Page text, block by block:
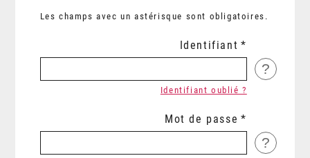
Les champs avec un astérisque sont obligatoires.
Identifiant
?
Identifiant oublié ?
Mot de passe
?